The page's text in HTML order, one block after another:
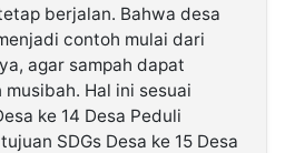
berjalan. Bahwa desa
contoh mulai dari
agar sampah dapat
Hal ini sesuai
ke 14 Desa Peduli
SDGs Desa ke 15 Desa